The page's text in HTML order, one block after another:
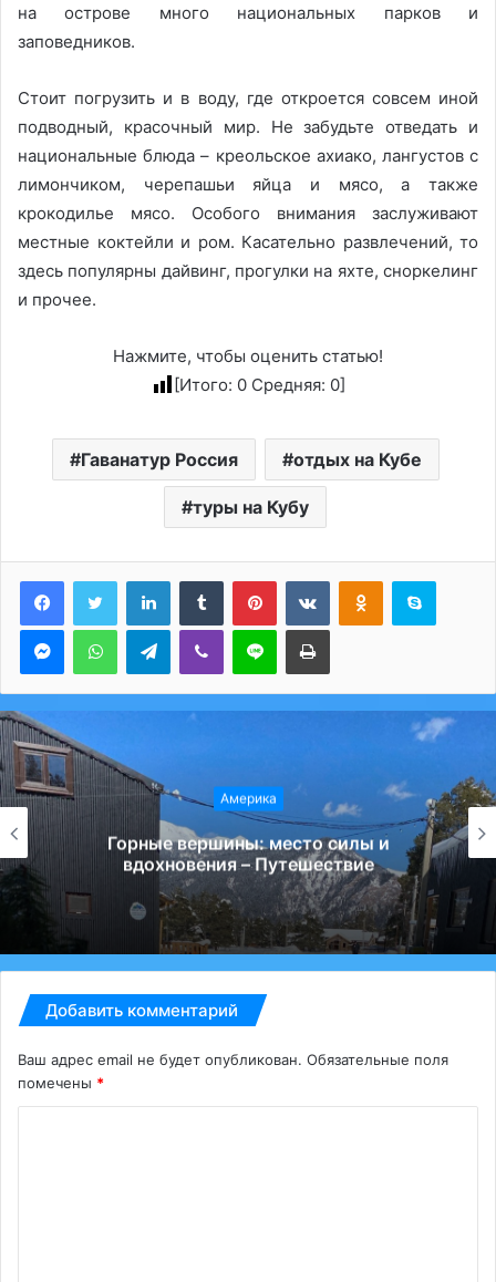
на острове много национальных парков и
заповедников.
Стоит погрузить и в воду, где откроется совсем иной
подводный, красочный мир. Не забудьте отведать и
национальные блюда – креольское ахиако, лангустов с
лимончиком, черепашьи яйца и мясо, а также
крокодилье мясо. Особого внимания заслуживают
местные коктейли и ром. Касательно развлечений, то
здесь популярны дайвинг, прогулки на яхте, сноркелинг
и прочее.
Нажмите, чтобы оценить статью!
[Итого: 0Средняя: 0]
Гаванатур Россия отдых на Кубе
туры на Кубу
LinkedInTumblr PinterestВконтактеОдноклассники
Skype
MessengerWhatsAppTelegramViber Line Печатать
Америка
Горные вершины: место силы и
вдохновения – Путешествие
Добавить комментарий
Ваш адрес email не будет опубликован. Обязательные поля
помечены *